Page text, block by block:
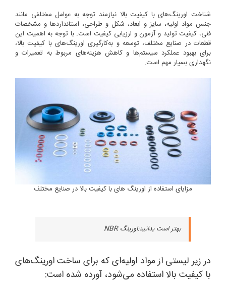
شناخت اورینگ‌های با کیفیت بالا نیازمند توجه به عوامل مختلفی مانند
جنس مواد اولیه، سایز و ابعاد، شکل و طراحی، استانداردها و مشخصات
فنی، کیفیت تولید و آزمون و ارزیابی کیفیت است. با توجه به اهمیت این
قطعات در صنایع مختلف، توسعه و به‌کارگیری اورینگ‌های با کیفیت بالا،
برای بهبود عملکرد سیستم‌ها و کاهش هزینه‌های مربوط به تعمیرات و
نگهداری بسیار مهم است.
مزایای استفاده از اورینگ های با کیفیت بالا در صنایع مختلف
بهتر است بدانید:اورینگ NBR
در زیر لیستی از مواد اولیه‌ای که برای ساخت اورینگ‌های
با کیفیت بالا استفاده می‌شود، آورده شده است: